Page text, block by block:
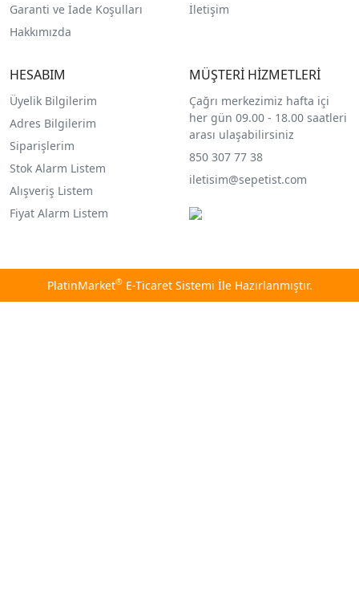
Garanti ve İade Koşulları
Hakkımızda
İletişim
HESABIM
Üyelik Bilgilerim
Adres Bilgilerim
Siparişlerim
Stok Alarm Listem
Alışveriş Listem
Fiyat Alarm Listem
MÜŞTERİ HİZMETLERİ
Çağrı merkezimiz hafta içi
her gün 09.00 - 18.00 saatleri
arası ulaşabilirsiniz
850 307 77 38
iletisim@sepetist.com
PlatinMarket®E-Ticaret Sistemi İle Hazırlanmıştır.